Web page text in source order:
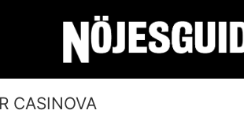
CASINOVA